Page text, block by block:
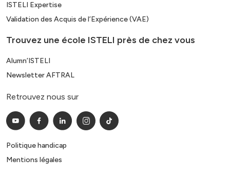
ISTELI Expertise
Validation des Acquis de l’Expérience (VAE)
Trouvez une école ISTELI près de chez vous
Alumn’ISTELI
Newsletter AFTRAL
Retrouvez nous sur
Politique handicap
Mentions légales